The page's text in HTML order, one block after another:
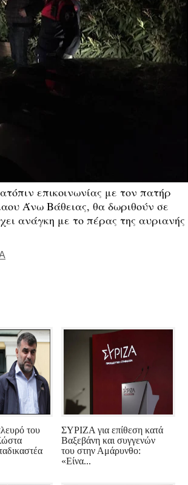
επικοινωνίας με τον πατήρ
Άνω Βάθειας, θα δωριθούν σε
ανάγκη με το πέρας της αυριανής
του
ΣΥΡΙΖΑ για επίθεση κατά
Βαξεβάνη και συγγενών
του στην Αμάρυνθο:
«Είνα...